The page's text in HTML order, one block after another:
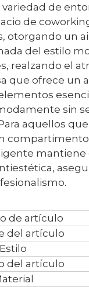
de
de
otorgando un
del estilo
realzando el
que ofrece un
sin
aquellos
de artículo
del artículo
Estilo
del artículo